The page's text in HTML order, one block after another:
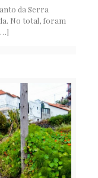
da Serra
No total, foram